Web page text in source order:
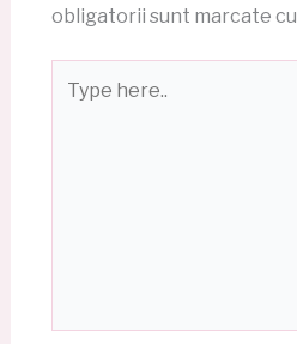
obligatorii sunt marcate cu
here..